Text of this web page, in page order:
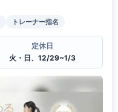
トレーナー指名
定休日
火・日、12/29~1/3